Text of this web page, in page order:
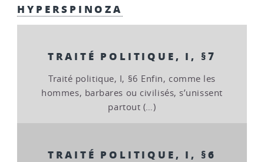
HYPERSPINOZA
TRAITÉ POLITIQUE, I, §7
Traité politique, I, §6 Enfin, comme les
hommes, barbares ou civilisés, s’unissent
partout (…)
TRAITÉ POLITIQUE, I, §6